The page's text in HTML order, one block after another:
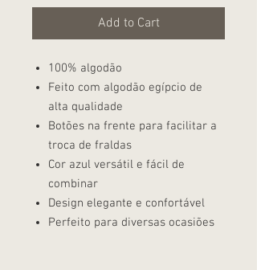
Add to Cart
100% algodão
Feito com algodão egípcio de
alta qualidade
Botões na frente para facilitar a
troca de fraldas
Cor azul versátil e fácil de
combinar
Design elegante e confortável
Perfeito para diversas ocasiões